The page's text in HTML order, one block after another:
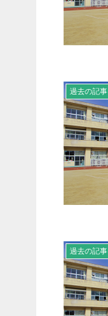
過去の記事
過去の記事